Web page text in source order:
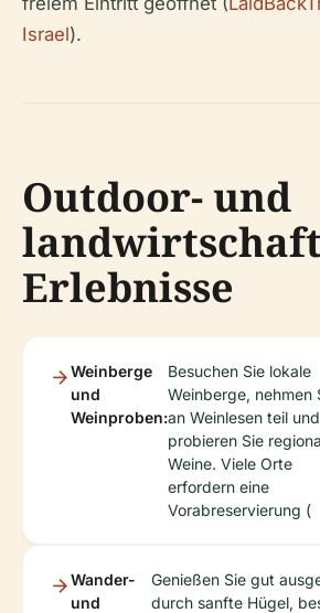
Israel).
Outdoor- und
Erlebnisse
Weinberge
und
Weinproben:
Besuchen Sie lokale
Weinberge, nehmen
an Weinlesen teil und
probieren Sie
Weine. Viele Orte
erfordern eine
Vorabreservierung (
Wander-
und
Genießen Sie gut
durch sanfte Hügel,